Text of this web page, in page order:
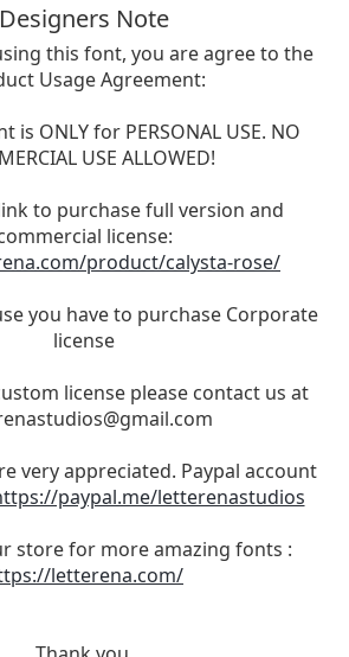
Designers Note
this font, you are agree to the
Usage Agreement:
is ONLY for PERSONAL USE. NO
USE ALLOWED!
to purchase full version and
license:
product/calysta-rose/
you have to purchase Corporate
license
license please contact us at
very appreciated. Paypal account
paypal.me/letterenastudios
store for more amazing fonts :
letterena.com/